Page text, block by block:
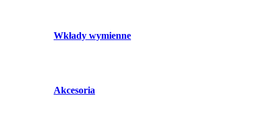
Wkłady wymienne
Akcesoria